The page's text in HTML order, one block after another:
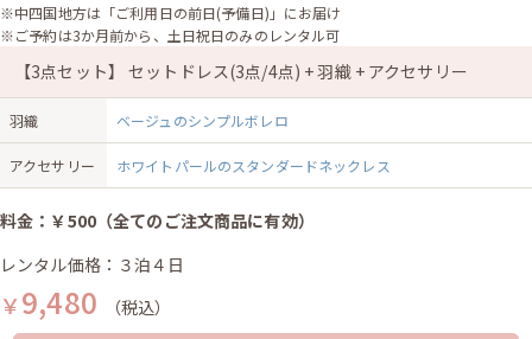
※中四国地方は「ご利用日の前日(予備日)」にお届け
※ご予約は3か月前から、土日祝日のみのレンタル可
【3点セット】 セットドレス(3点/4点) + 羽織 + アクセサリー
羽織 ベージュのシンプルボレロ
アクセサリー ホワイトパールのスタンダードネックレス
料金：￥500（全てのご注文商品に有効）
レンタル価格：３泊４日
￥9,480 （税込）